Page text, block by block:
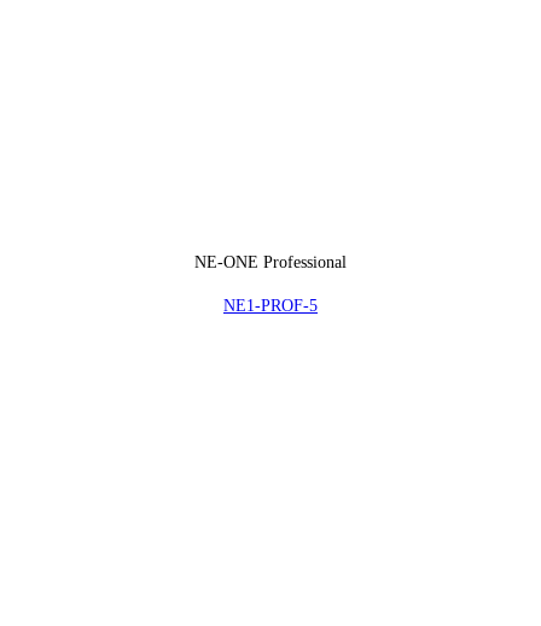
NE-ONE Professional
NE1-PROF-5